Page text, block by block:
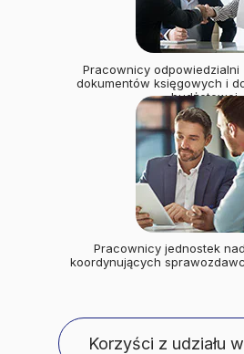
Pracownicy odpowiedzialni
dokumentów księgowych i
budżetowej
Pracownicy jednostek
koordynujących
Korzyści z udziału